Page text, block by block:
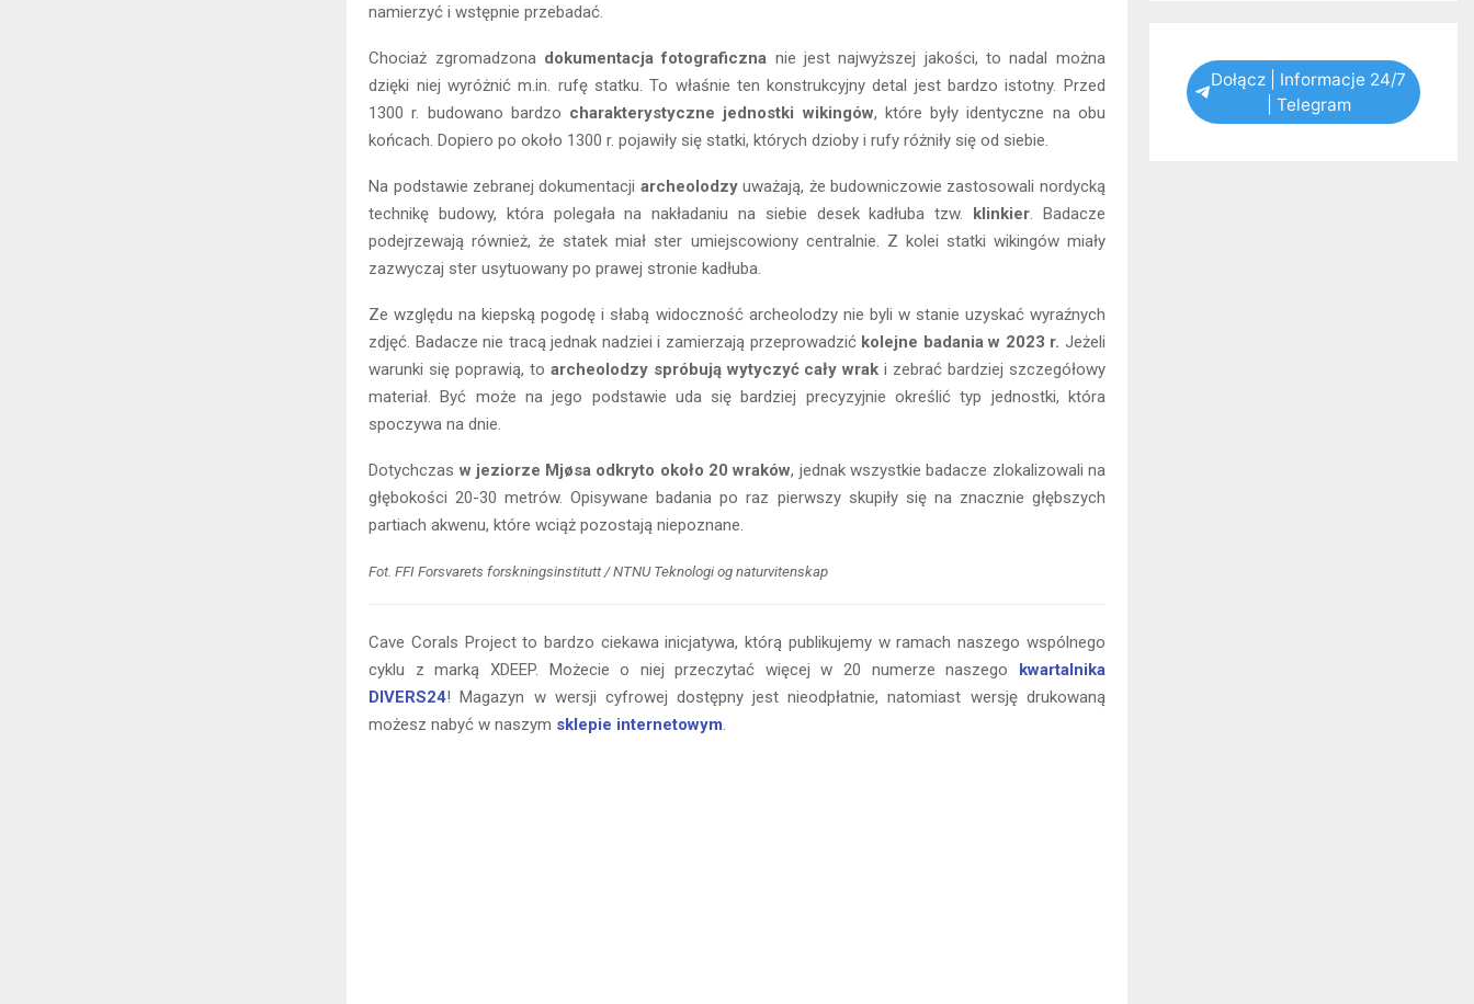
namierzyć i wstępnie przebadać.
Chociaż zgromadzonadokumentacja fotograficzna nie jest najwyższej jakości, to nadal można
dzięki niej wyróżnić m.in. rufę statku. To właśnie ten konstrukcyjny detal jest bardzo istotny. Przed
1300 r. budowano bardzo charakterystyczne jednostki wikingów, które były identyczne na obu
końcach. Dopiero po około 1300 r. pojawiły się statki, których dzioby i rufy różniły się od siebie.
Na podstawie zebranej dokumentacji archeolodzyuważają, że budowniczowie zastosowali nordycką
technikę budowy, która polegała na nakładaniu na siebie desek kadłuba tzw. klinkier. Badacze
podejrzewają również, że statek miał ster umiejscowiony centralnie. Z kolei statki wikingów miały
zazwyczaj ster usytuowany po prawej stronie kadłuba.
Ze względu na kiepską pogodę i słabą widoczność archeolodzy nie byli w stanie uzyskać wyraźnych
zdjęć. Badacze nie tracą jednak nadziei i zamierzają przeprowadzić kolejne badania w 2023 r. Jeżeli
warunki się poprawią, to archeolodzy spróbują wytyczyć cały wrak i zebrać bardziej szczegółowy
materiał. Być może na jego podstawie uda się bardziej precyzyjnie określić typ jednostki, która
spoczywa na dnie.
Dotychczas w jeziorze Mjøsa odkryto około 20 wraków, jednak wszystkie badacze zlokalizowali na
głębokości 20-30 metrów. Opisywane badania po raz pierwszy skupiły się na znacznie głębszych
partiach akwenu, które wciąż pozostają niepoznane.
Fot. FFI Forsvarets forskningsinstitutt / NTNU Teknologi og naturvitenskap
Cave Corals Project to bardzo ciekawa inicjatywa, którą publikujemy w ramach naszego wspólnego
cyklu z marką XDEEP. Możecie o niej przeczytać więcej w 20 numerze naszego
kwartalnika
DIVERS24! Magazyn w wersji cyfrowej dostępny jest nieodpłatnie, natomiast wersję drukowaną
możesz nabyć w naszym sklepie internetowym.
Dołącz | Informacje 24/7
| Telegram